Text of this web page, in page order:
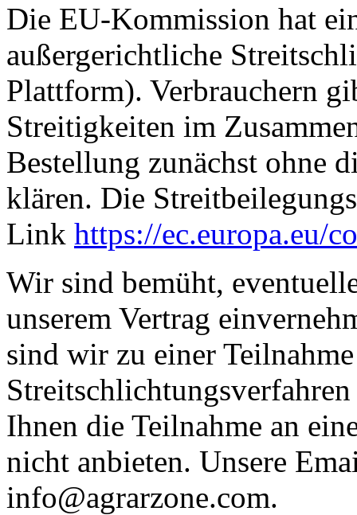
Die EU-Kommission hat
außergerichtliche
Plattform). Verbrauchern
Streitigkeiten im
Bestellung zunächst ohne
klären. Die
Link https://ec.europa.eu/
Wir sind bemüht,
unserem Vertrag
sind wir zu einer
Ihnen die Teilnahme an
nicht anbieten. Unsere
info@agrarzone.com.